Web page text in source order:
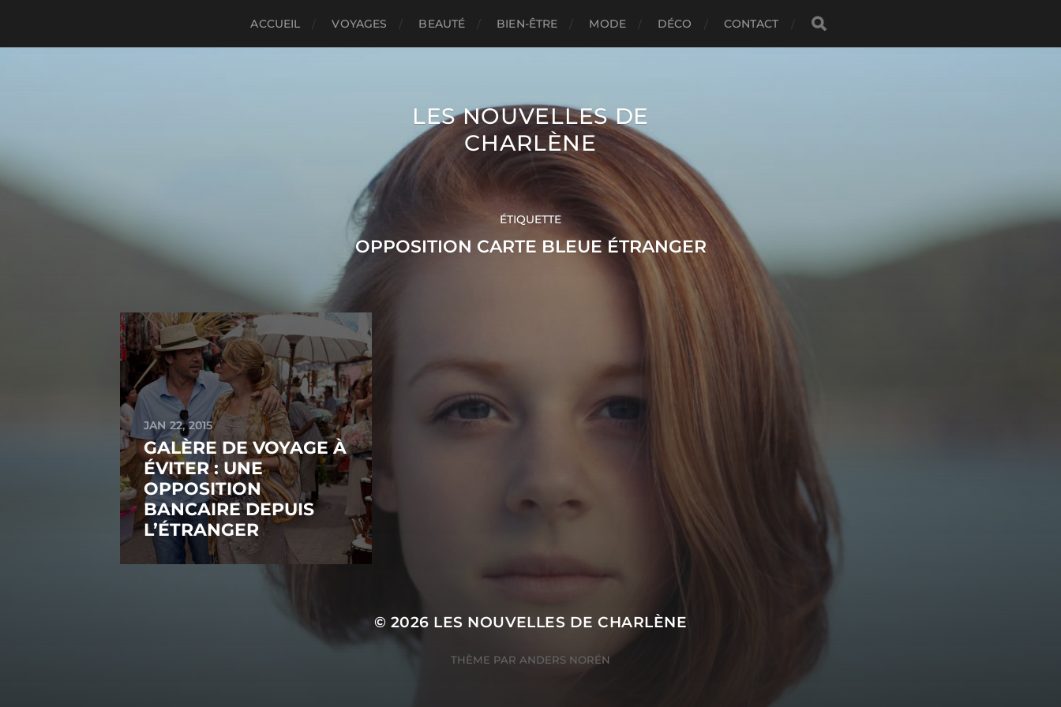
ACCUEIL VOYAGES BEAUTÉ BIEN-ÊTRE MODE DÉCO CONTACT
LES NOUVELLES DE
CHARLÈNE
ÉTIQUETTE
OPPOSITION CARTE BLEUE ÉTRANGER
JAN 22, 2015
GALÈRE DE VOYAGE À
ÉVITER : UNE
OPPOSITION
BANCAIRE DEPUIS
L’ÉTRANGER
© 2026 LES NOUVELLES DE CHARLÈNE
THÈME PAR ANDERS NORÉN